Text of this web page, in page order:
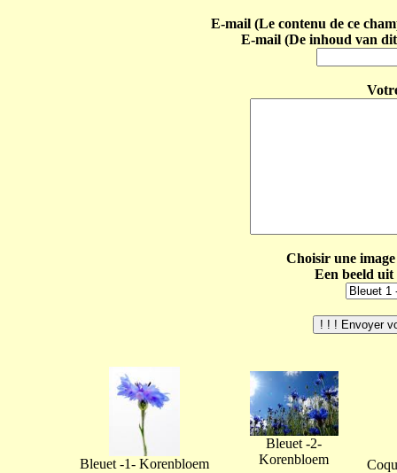
E-mail (Le contenu de ce
E-mail (De inhoud van
Choisir une
Een beeld
Bleuet -1- Korenbloem
Bleuet -2-
Korenbloem